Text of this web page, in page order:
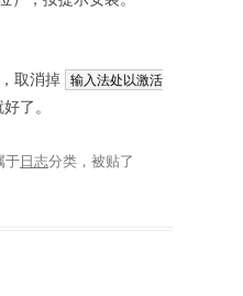
取消掉
输入法处以激活
了。
于日志分类，被贴了